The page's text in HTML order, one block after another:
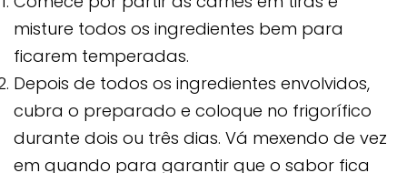
misture todos os ingredientes bem para
ficarem temperadas.
Depois de todos os ingredientes envolvidos,
cubra o preparado e coloque no frigorífico
durante dois ou três dias. Vá mexendo de vez
em quando para garantir que o sabor fica